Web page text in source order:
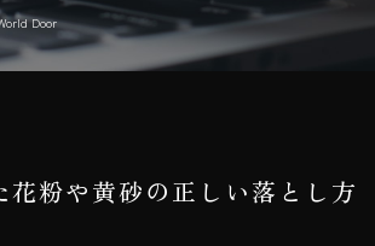
Door
花粉や黄砂の正しい落とし方